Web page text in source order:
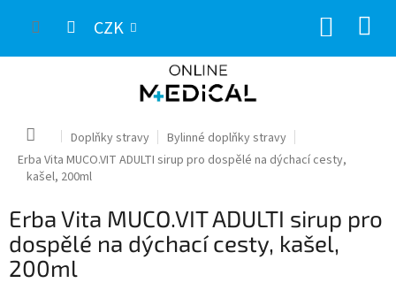
CZK
Domů Doplňky stravy
Bylinné doplňky stravy
Erba Vita MUCO.VIT ADULTI sirup pro dospělé na dýchací cesty,
kašel, 200ml
Erba Vita MUCO.VIT ADULTI sirup pro
dospělé na dýchací cesty, kašel,
200ml